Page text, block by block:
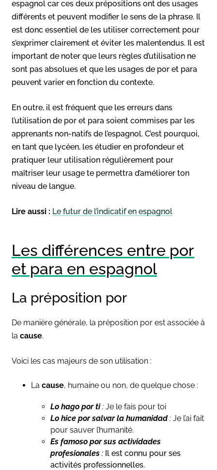
espagnol car ces deux prépositions ont des usages
différents et peuvent modifier le sens de la phrase. Il
est donc essentiel de les utiliser correctement pour
s’exprimer clairement et éviter les malentendus. Il est
important de noter que leurs règles d’utilisation ne
sont pas absolues et que les usages de por et para
peuvent varier en fonction du contexte.
En outre, il est fréquent que les erreurs dans
l’utilisation de por et para soient commises par les
apprenants non-natifs de l’espagnol. C’est pourquoi,
en tant que lycéen, les étudier en profondeur et
pratiquer leur utilisation régulièrement pour
maîtriser leur usage te permettra d’améliorer ton
niveau de langue.
Lire aussi : Le futur de l’indicatif en espagnol
Les différences entre por
et para en espagnol
La préposition por
De manière générale, la préposition por est associée à
la cause.
Voici les cas majeurs de son utilisation :
La cause, humaine ou non, de quelque chose :
Lo hago por ti: Je le fais pour toi
Lo hice por salvar la humanidad: Je l’ai fait
pour sauver l’humanité.
Es famoso por sus actividades
profesionales : Il est connu pour ses
activités professionnelles.